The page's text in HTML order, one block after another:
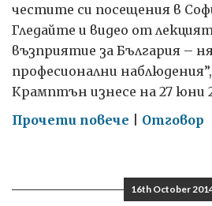
честите си посещения в
Гледайте и видео от
възприятие за България –
професионални
Крамптън изнесе на 27 юни
Прочети повече on
София
Отговор
16th October